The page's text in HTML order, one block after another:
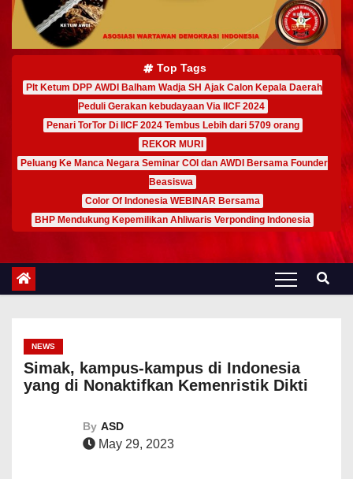
Top Tags
Plt Ketum DPP AWDI Balham Wadja SH Ajak Calon Kepala Daerah
Peduli Gerakan kebudayaan Via IICF 2024
Penari TorTor Di IICF 2024 Tembus Lebih dari 5709 orang
REKOR MURI
Peluang Ke Manca Negara Seminar COI dan AWDI Bersama Founder
Beasiswa
Color Of Indonesia WEBINAR Bersama
BHP Mendukung Kepemilikan Ahliwaris Verponding Indonesia
NEWS
Simak, kampus-kampus di Indonesia
yang di Nonaktifkan Kemenristik Dikti
By ASD
May 29, 2023